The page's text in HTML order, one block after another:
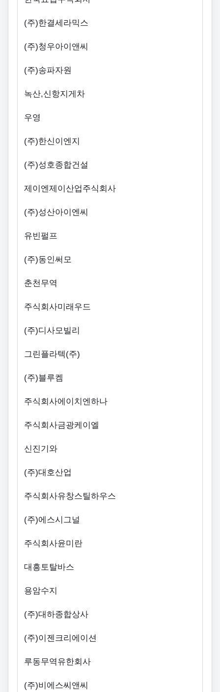
(주)한결세라믹스
(주)청우아이앤씨
(주)송파자원
녹산,신항지게차
우영
(주)한신이엔지
(주)성호종합건설
제이엔제이산업주식회사
(주)성산아이엔씨
유빈펄프
(주)동인써모
춘천무역
주식회사미래우드
(주)디사모빌리
그린플라텍(주)
(주)블루켐
주식회사에이치엔하나
주식회사금광케이엘
신진기와
(주)대호산업
주식회사유창스틸하우스
(주)에스시그널
주식회사윤미란
대흥토탈바스
용암수지
(주)대하종합상사
(주)이젠크리에이션
루동무역유한회사
(주)비에스씨앤씨